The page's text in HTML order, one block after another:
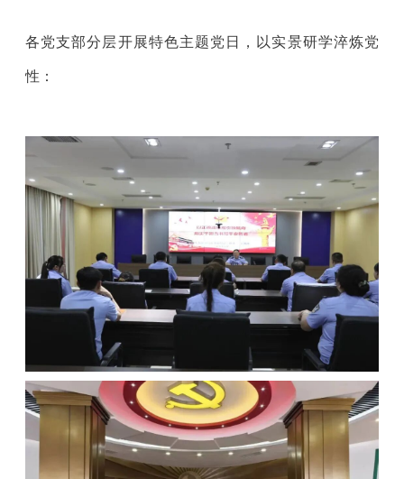
各党支部分层开展特色主题党日，以实景研学淬炼党
性：